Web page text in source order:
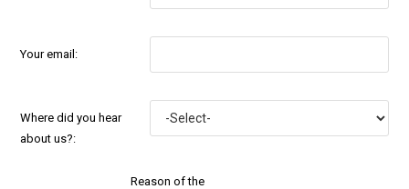
Your email:
Where did you hear
about us?:
Reason of the